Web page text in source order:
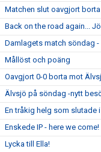
Matchen slut oavgjort
Back on the road again...
Damlagets match söndag -
Mållöst och poäng
Oavgjort 0-0 borta mot
Älvsjö på söndag -nytt
En tråkig helg som slutade
Enskede IP - here we come!
Lycka till Ella!